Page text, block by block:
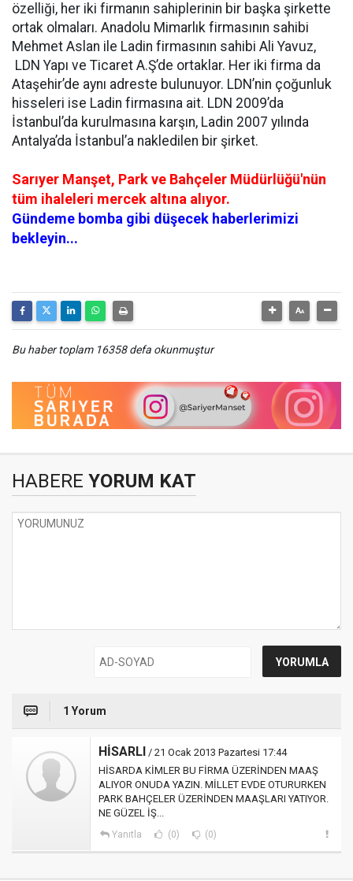
özelliği, her iki firmanın sahiplerinin bir başka şirkette
ortak olmaları. Anadolu Mimarlık firmasının sahibi
Mehmet Aslan ile Ladin firmasının sahibi Ali Yavuz,
LDN Yapı ve Ticaret A.Ş’de ortaklar. Her iki firma da
Ataşehir’de aynı adreste bulunuyor. LDN’nin çoğunluk
hisseleri ise Ladin firmasına ait. LDN 2009’da
İstanbul’da kurulmasına karşın, Ladin 2007 yılında
Antalya’da İstanbul’a nakledilen bir şirket.
Sarıyer Manşet, Park ve Bahçeler Müdürlüğü'nün
tüm ihaleleri mercek altına alıyor.
Gündeme bomba gibi düşecek haberlerimizi
bekleyin...
Bu haber toplam 16358 defa okunmuştur
HABERE YORUM KAT
1 Yorum
HİSARLI / 21 Ocak 2013 Pazartesi 17:44
HİSARDA KİMLER BU FİRMA ÜZERİNDEN MAAŞ
ALIYOR ONUDA YAZIN. MİLLET EVDE OTURURKEN
PARK BAHÇELER ÜZERİNDEN MAAŞLARI YATIYOR.
NE GÜZEL İŞ...
Yanıtla (0) (0)